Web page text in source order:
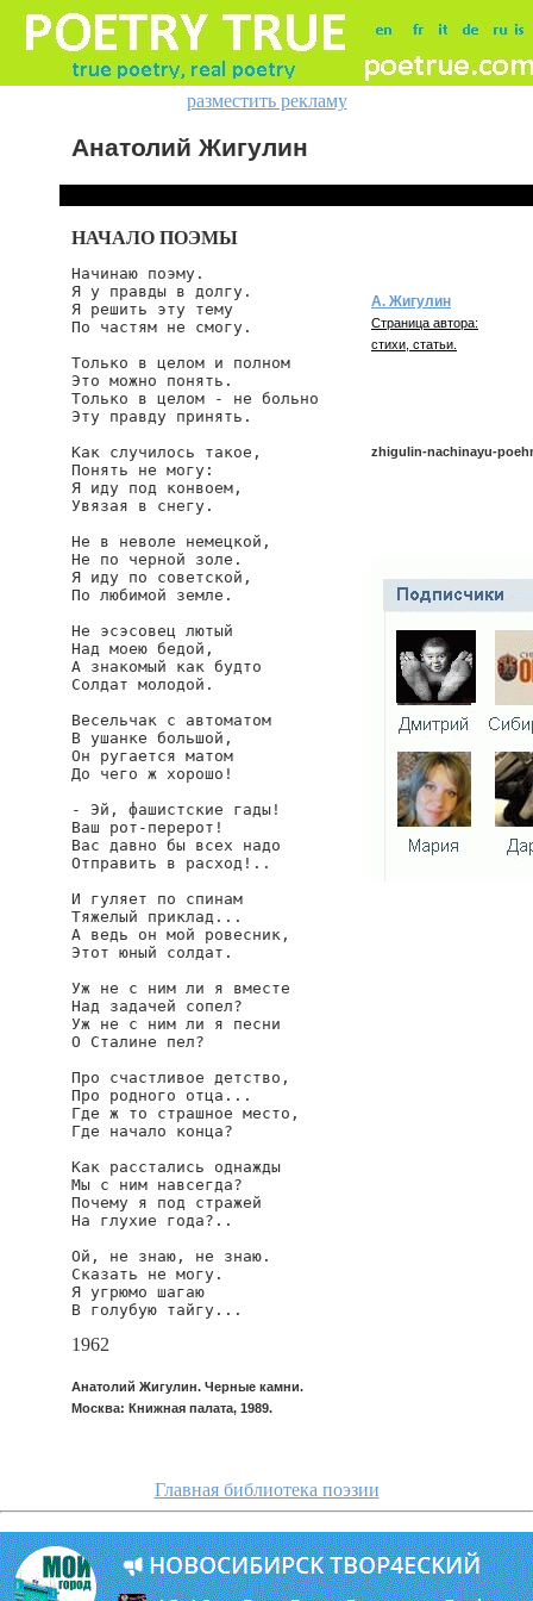
разместить рекламу
Анатолий Жигулин
НАЧАЛО ПОЭМЫ
Начинаю поэму.
Я у правды в долгу.
Я решить эту тему
По частям не смогу.
Только в целом и полном
Это можно понять.
Только в целом - не больно
Эту правду принять.
Как случилось такое,
Понять не могу:
Я иду под конвоем,
Увязая в снегу.
Не в неволе немецкой,
Не по черной золе.
Я иду по советской,
По любимой земле.
Не эсэсовец лютый
Над моею бедой,
А знакомый как будто
Солдат молодой.
Весельчак с автоматом
В ушанке большой,
Он ругается матом
До чего ж хорошо!
- Эй, фашистские гады!
Ваш рот-перерот!
Вас давно бы всех надо
Отправить в расход!..
И гуляет по спинам
Тяжелый приклад...
А ведь он мой ровесник,
Этот юный солдат.
Уж не с ним ли я вместе
Над задачей сопел?
Уж не с ним ли я песни
О Сталине пел?
Про счастливое детство,
Про родного отца...
Где ж то страшное место,
Где начало конца?
Как расстались однажды
Мы с ним навсегда?
Почему я под стражей
На глухие года?..
Ой, не знаю, не знаю.
Сказать не могу.
Я угрюмо шагаю
В голубую тайгу...
1962
Анатолий Жигулин. Черные камни.
Москва: Книжная палата, 1989.
А. Жигулин
Страница автора:
стихи, статьи.
zhigulin-nachinayu-
Главная библиотека поэзии